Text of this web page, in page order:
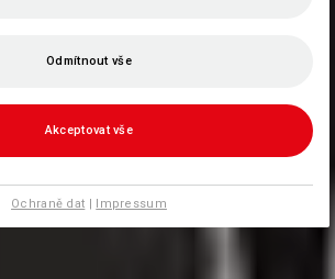
Odmítnout vše
Akceptovat vše
Ochraně dat | Impressum